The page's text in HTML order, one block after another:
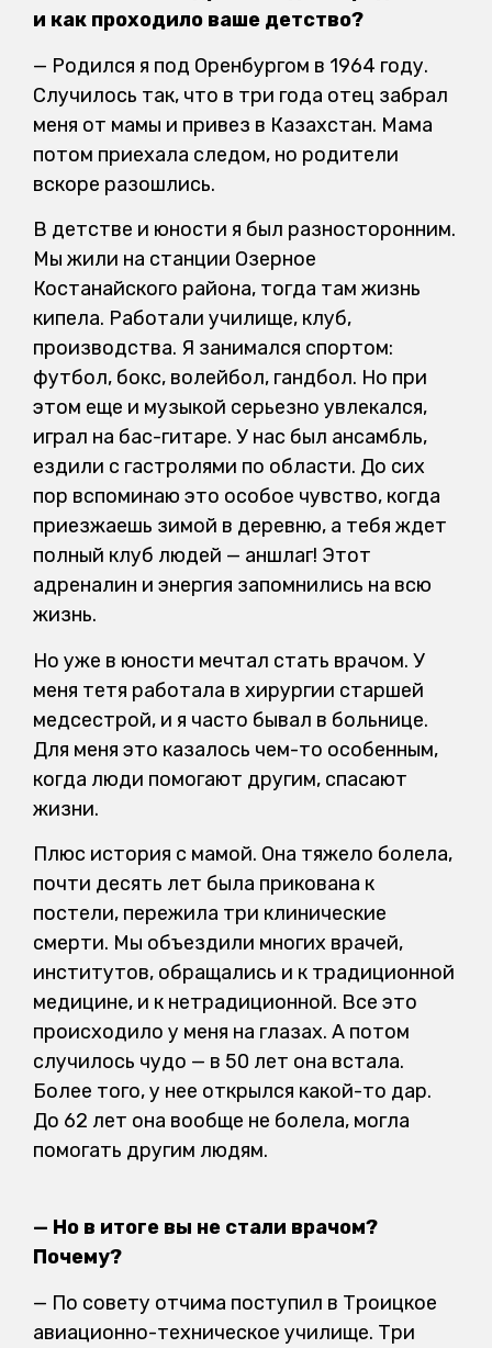
и как проходило ваше детство?
— Родился я под Оренбургом в 1964 году.
Случилось так, что в три года отец забрал
меня от мамы и привез в Казахстан. Мама
потом приехала следом, но родители
вскоре разошлись.
В детстве и юности я был разносторонним.
Мы жили на станции Озерное
Костанайского района, тогда там жизнь
кипела. Работали училище, клуб,
производства. Я занимался спортом:
футбол, бокс, волейбол, гандбол. Но при
этом еще и музыкой серьезно увлекался,
играл на бас-гитаре. У нас был ансамбль,
ездили с гастролями по области. До сих
пор вспоминаю это особое чувство, когда
приезжаешь зимой в деревню, а тебя ждет
полный клуб людей — аншлаг! Этот
адреналин и энергия запомнились на всю
жизнь.
Но уже в юности мечтал стать врачом. У
меня тетя работала в хирургии старшей
медсестрой, и я часто бывал в больнице.
Для меня это казалось чем-то особенным,
когда люди помогают другим, спасают
жизни.
Плюс история с мамой. Она тяжело болела,
почти десять лет была прикована к
постели, пережила три клинические
смерти. Мы объездили многих врачей,
институтов, обращались и к традиционной
медицине, и к нетрадиционной. Все это
происходило у меня на глазах. А потом
случилось чудо — в 50 лет она встала.
Более того, у нее открылся какой-то дар.
До 62 лет она вообще не болела, могла
помогать другим людям.
— Но в итоге вы не стали врачом?
Почему?
— По совету отчима поступил в Троицкое
авиационно-техническое училище. Три